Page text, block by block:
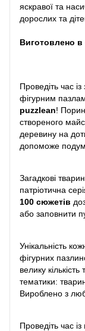
яскравої та
дорослих та
Виготовлено в
Проведіть час
фігурним
puzzlean!
створеного
деревину на
допоможе
Загадкові
патріотична
100 сюжетів
або заповнити
Унікальність
фігурних
велику
тематики:
Вироблено з
Проведіть час